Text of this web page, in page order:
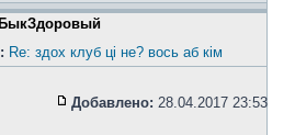
БыкЗдоровый
Re: здох клуб ці не? вось аб кім
Добавлено: 28.04.2017 23:53